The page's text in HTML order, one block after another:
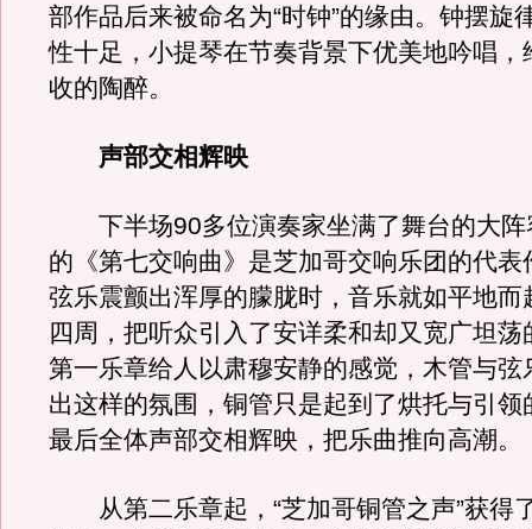
部作品后来被命名为“时钟”的缘由。钟摆旋
性十足，小提琴在节奏背景下优美地吟唱，
收的陶醉。
声部交相辉映
下半场90多位演奏家坐满了舞台的大阵
的《第七交响曲》是芝加哥交响乐团的代表
弦乐震颤出浑厚的朦胧时，音乐就如平地而
四周，把听众引入了安详柔和却又宽广坦荡
第一乐章给人以肃穆安静的感觉，木管与弦
出这样的氛围，铜管只是起到了烘托与引领
最后全体声部交相辉映，把乐曲推向高潮。
从第二乐章起，“芝加哥铜管之声”获得